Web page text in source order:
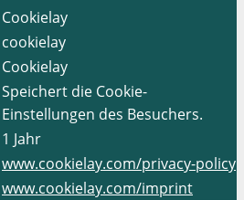
Cookielay
cookielay
Cookielay
Speichert die Cookie-
Einstellungen des Besuchers.
1 Jahr
www.cookielay.com/privacy-policy
www.cookielay.com/imprint